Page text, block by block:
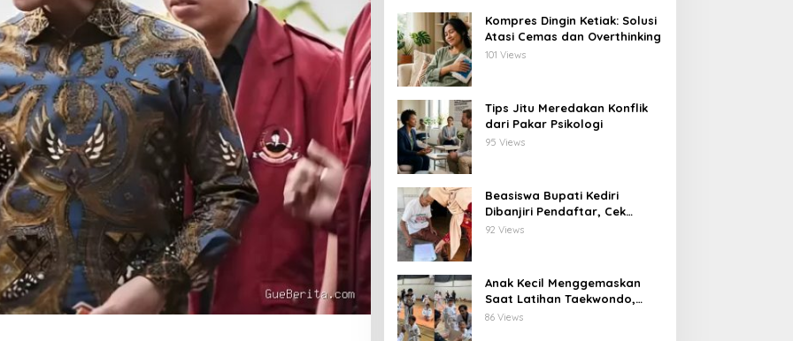
Kompres Dingin Ketiak: Solusi
Atasi Cemas dan Overthinking
101 Views
Tips Jitu Meredakan Konflik
dari Pakar Psikologi
95 Views
Beasiswa Bupati Kediri
Dibanjiri Pendaftar, Cek
Langsung ke Rumah untuk
92 Views
Anak Kecil Menggemaskan
Saat Latihan Taekwondo,
Netizen Terhibur
86 Views